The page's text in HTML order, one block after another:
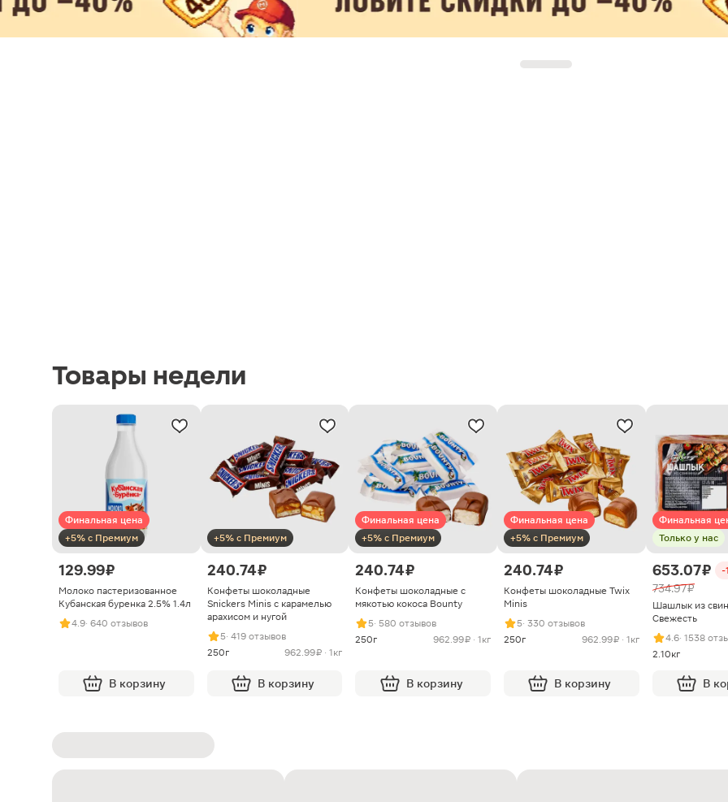
Товары недели
Финальная цена
+5% с Премиум
129.99 ₽
Молоко пастеризованное
Кубанская буренка 2.5% 1.4л
4.9· 640 отзывов
В корзину
+5% с Премиум
240.74 ₽
Конфеты шоколадные
Snickers Minis с карамелью
арахисом и нугой
5· 419 отзывов
250г
962.99 ₽ · 1кг
В корзину
Финальная цена
+5% с Премиум
240.74 ₽
Конфеты шоколадные с
мякотью кокоса Bounty
5· 580 отзывов
250г
962.99 ₽ · 1кг
В корзину
Финальная цена
+5% с Премиум
240.74 ₽
Конфеты шоколадные Twix
Minis
5· 330 отзывов
250г
962.99 ₽ · 1кг
В корзину
Финальная
Только у нас
653.07 ₽ -
734.97 ₽
Шашлык из
Свежесть
4.6· 1538
2.10кг
В